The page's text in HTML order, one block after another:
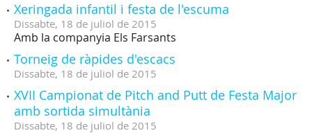
Xeringada infantil i festa de l'escuma
Dissabte, 18 de juliol de 2015
Amb la companyia Els Farsants
Torneig de ràpides d'escacs
Dissabte, 18 de juliol de 2015
XVII Campionat de Pitch and Putt de Festa Major
amb sortida simultània
Dissabte, 18 de juliol de 2015